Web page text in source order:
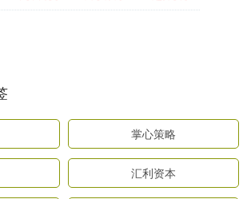
掌心策略
汇利资本